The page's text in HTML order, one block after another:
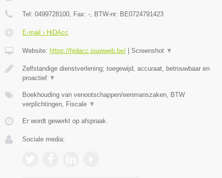
Tel: 0499728100 , Fax: - , BTW-nr: BE0724791423
E-mail › HiDAcc
Website: https://hidacc.jouwweb.be/ | Screenshot ▼
Zelfstandige dienstverlening; toegewijd, accuraat, betrouwbaar en
proactief ▼
Boekhouding van venootschappen/eenmanszaken, BTW
verplichtingen, Fiscale ▼
Er wordt gewerkt op afspraak.
Sociale media: